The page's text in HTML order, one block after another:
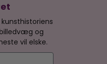
og
vil elske.